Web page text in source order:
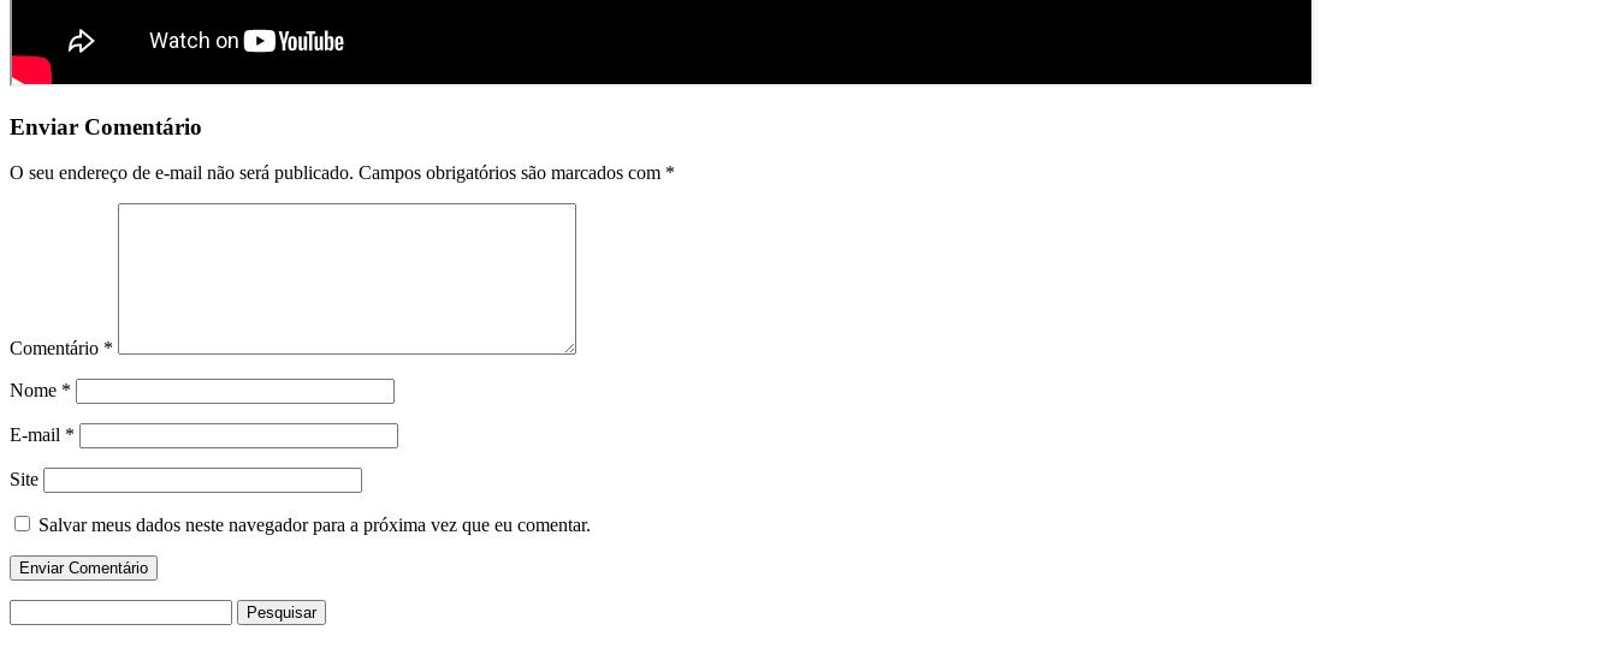
Enviar Comentário
O seu endereço de e-mail não será publicado. Campos obrigatórios são marcados com *
Comentário *
Nome *
E-mail *
Site
Salvar meus dados neste navegador para a próxima vez que eu comentar.
por: